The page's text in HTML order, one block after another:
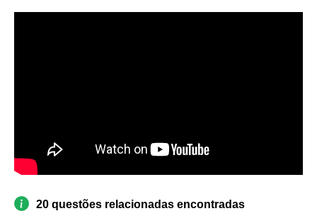
20 questões relacionadas encontradas